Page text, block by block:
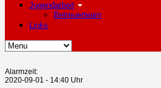
Jugendarbeit
Betreuerteam
Links
Alarmzeit:
2020-09-01 - 14:40 Uhr